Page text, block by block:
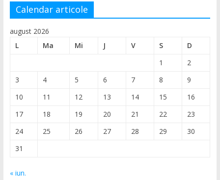
Calendar articole
august 2026
L
Ma Mi J V S
D
1
2
3
4 5 6 7 8
9
10
11 12 13 14 15
16
17
18 19 20 21 22
23
24
25 26 27 28 29
30
31
« iun.